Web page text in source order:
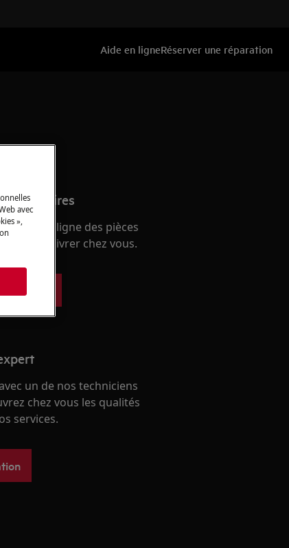
Aide en ligneRéserver une réparation
accessoires
en ligne des pièces
faites-les livrer chez vous.
un de nos techniciens
chez vous les qualités
services.
avec
»,